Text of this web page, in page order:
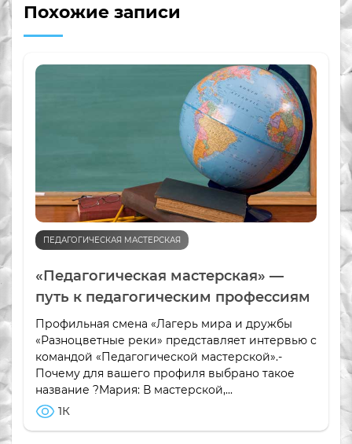
Похожие записи
ПЕДАГОГИЧЕСКАЯ МАСТЕРСКАЯ
«Педагогическая мастерская» —
путь к педагогическим профессиям
Профильная смена «Лагерь мира и дружбы
«Разноцветные реки» представляет интервью с
командой «Педагогической мастерской».-
Почему для вашего профиля выбрано такое
название ?Мария: В мастерской,...
1К